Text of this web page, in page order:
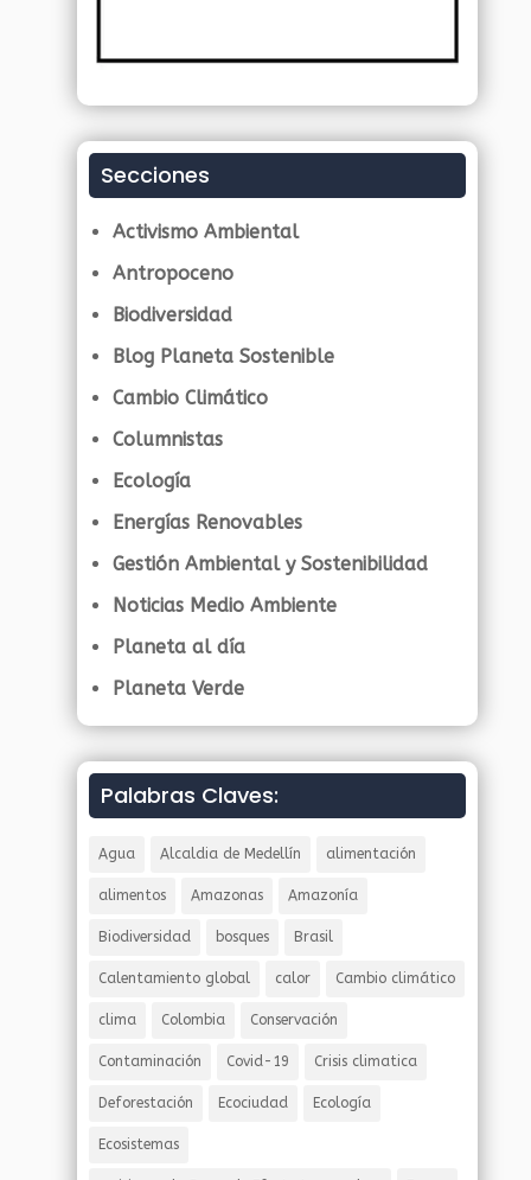
Secciones
Activismo Ambiental
Antropoceno
Biodiversidad
Blog Planeta Sostenible
Cambio Climático
Columnistas
Ecología
Energías Renovables
Gestión Ambiental y Sostenibilidad
Noticias Medio Ambiente
Planeta al día
Planeta Verde
Palabras Claves:
Agua Alcaldia de Medellín alimentación
alimentos Amazonas Amazonía
Biodiversidad bosques Brasil
Calentamiento global calor Cambio climático
clima Colombia Conservación
Contaminación Covid-19 Crisis climatica
Deforestación Ecociudad Ecología
Ecosistemas